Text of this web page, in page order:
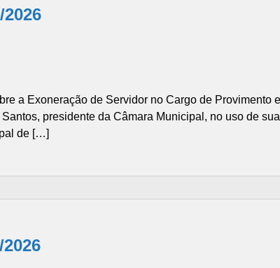
2026
a Exoneração de Servidor no Cargo de
presidente da Câmara Municipal, no uso de
de […]
2026